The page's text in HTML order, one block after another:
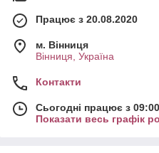
Працює з 20.08.2020
м. Вінниця
Вінниця, Україна
Контакти
Сьогодні працює з
Показати весь графік